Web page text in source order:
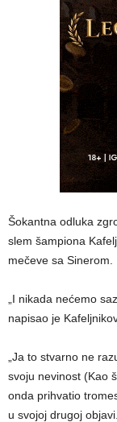
Šokantna odluka
slem šampiona
mečeve sa Sinerom.
„I nikada nećemo
napisao je
„Ja to stvarno ne
svoju nevinost (Kao
onda prihvatio
u svojoj drugoj objavi.